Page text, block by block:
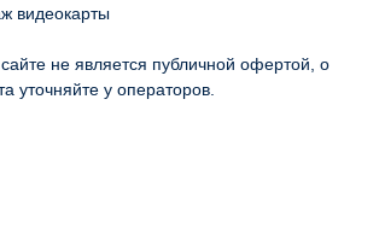
видеокарты
не является публичной офертой, о
уточняйте у операторов.